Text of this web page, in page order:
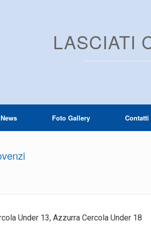
LASCIATI
News Foto Gallery Contatti
Under 13, Azzurra Cercola Under 18